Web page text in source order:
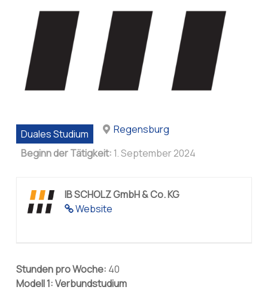
Duales Studium
Regensburg
Beginn der Tätigkeit: 1. September 2024
Website
IB SCHOLZ GmbH & Co. KG
Stunden pro Woche: 40
Modell 1: Verbundstudium